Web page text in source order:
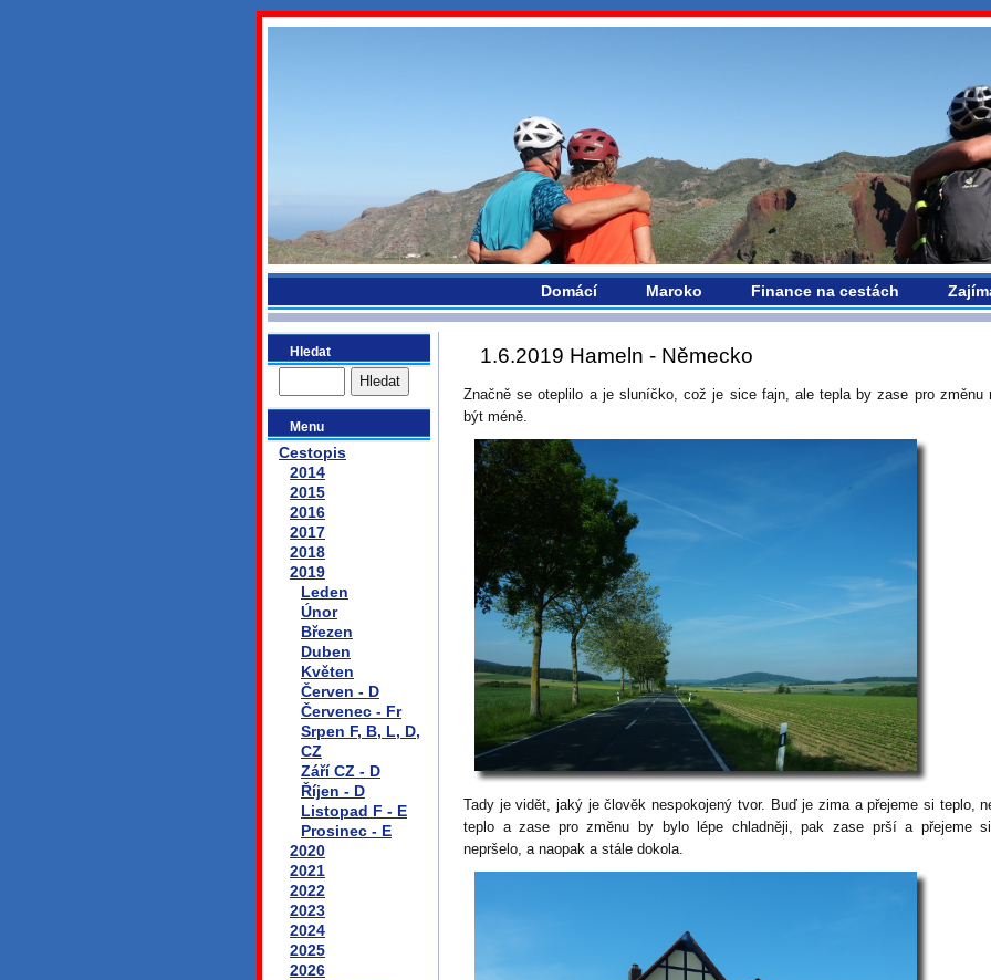
Domácí Maroko Finance na cestách
Hledat
Menu
Cestopis
2014
2015
2016
2017
2018
2019
Leden
Únor
Březen
Duben
Květen
Červen - D
Červenec - Fr
Srpen F, B, L, D,
CZ
Září CZ - D
Říjen - D
Listopad F - E
Prosinec - E
2020
2021
2022
2023
2024
2025
2026
1.6.2019 Hameln - Německo
Značně se oteplilo a je sluníčko, což je sice fajn, ale tepla by zase pro změnu
být méně.
Tady je vidět, jaký je člověk nespokojený tvor. Buď je zima a přejeme si teplo,
teplo a zase pro změnu by bylo lépe chladněji, pak zase prší a přejeme
nepršelo, a naopak a stále dokola.